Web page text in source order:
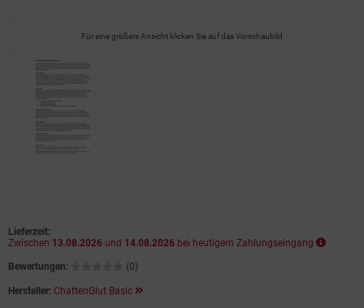
Für eine größere Ansicht klicken Sie auf das Vorschaubild
Lieferzeit:
Zwischen 13.08.2026 und 14.08.2026 bei heutigem Zahlungseingang
Bewertungen: (0)
Hersteller: ChattenGlut Basic